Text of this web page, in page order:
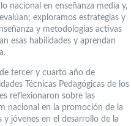
nacional en enseñanza media y,
exploramos estrategias y
y metodologías activas
esas habilidades y aprendan
tercer y cuarto año de
Técnicas Pedagógicas de los
reflexionaron sobre las
nacional en la promoción de la
jóvenes en el desarrollo de la